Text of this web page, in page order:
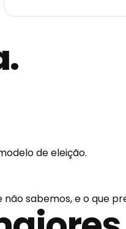
de eleição.
sabemos, e o que